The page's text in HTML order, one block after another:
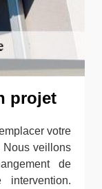
projet
votre
Nous veillons
de